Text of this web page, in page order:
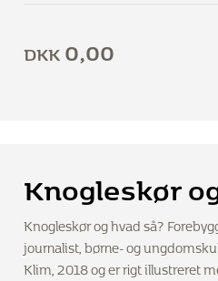
DKK0,00
Knogleskør
Knogleskør og hvad så?
journalist, børne- og
Klim, 2018 og er rigt illustreret